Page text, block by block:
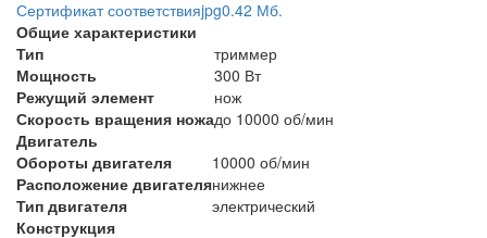
Сертификат соответствияjpg0.42 Мб.
Общие характеристики
Тип
триммер
Мощность
300 Вт
Режущий элемент
нож
Скорость вращения ножадо 10000 об/мин
Двигатель
Обороты двигателя
10000 об/мин
Расположение двигателянижнее
Тип двигателя
электрический
Конструкция